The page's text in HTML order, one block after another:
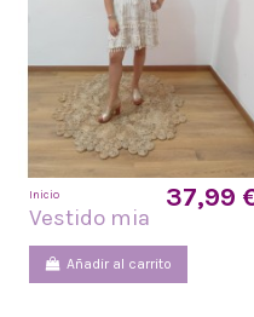
Inicio
Vestido mia
37,99
Añadir al carrito